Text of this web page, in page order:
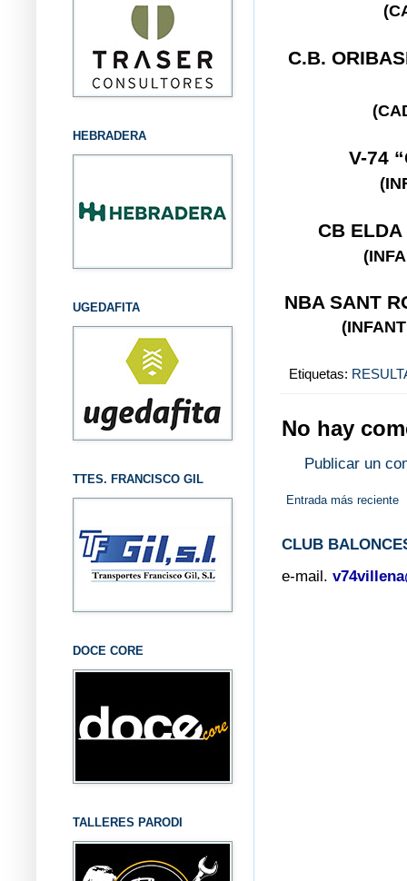
C.B.
V-74
CB ELDA
NBA SANT
Etiquetas:
No hay
Publicar un
Entrada más reciente
CLUB
e-mail.
HEBRADERA
UGEDAFITA
TTES. FRANCISCO GIL
DOCE CORE
TALLERES PARODI